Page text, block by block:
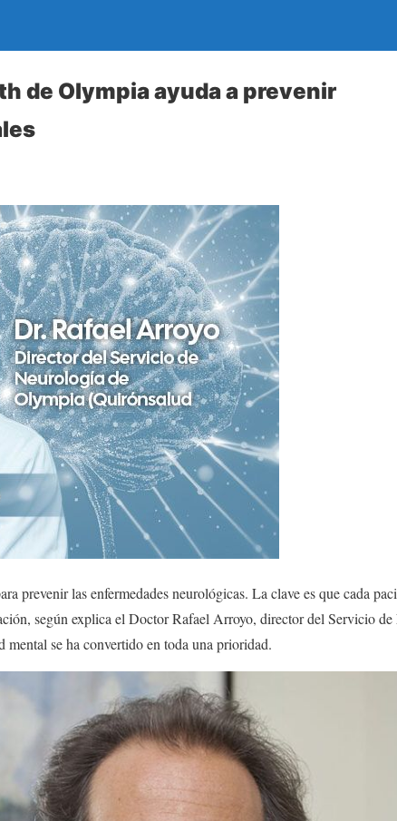
de Olympia ayuda a prevenir
prevenir las enfermedades neurológicas. La clave es que cada
según explica el Doctor Rafael Arroyo, director del Servicio
mental se ha convertido en toda una prioridad.